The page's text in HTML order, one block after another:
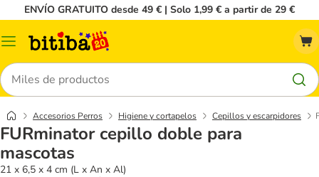
ENVÍO GRATUITO desde 49 € | Solo 1,99 € a partir de 29 €
Menú
Buscar
Accesorios Perros Higiene y cortapelos Cepillos y escarpidores
FURminator cepillo doble para
mascotas
21 x 6,5 x 4 cm (L x An x Al)